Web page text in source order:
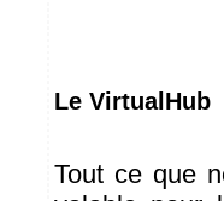
Le VirtualHub
Tout ce que